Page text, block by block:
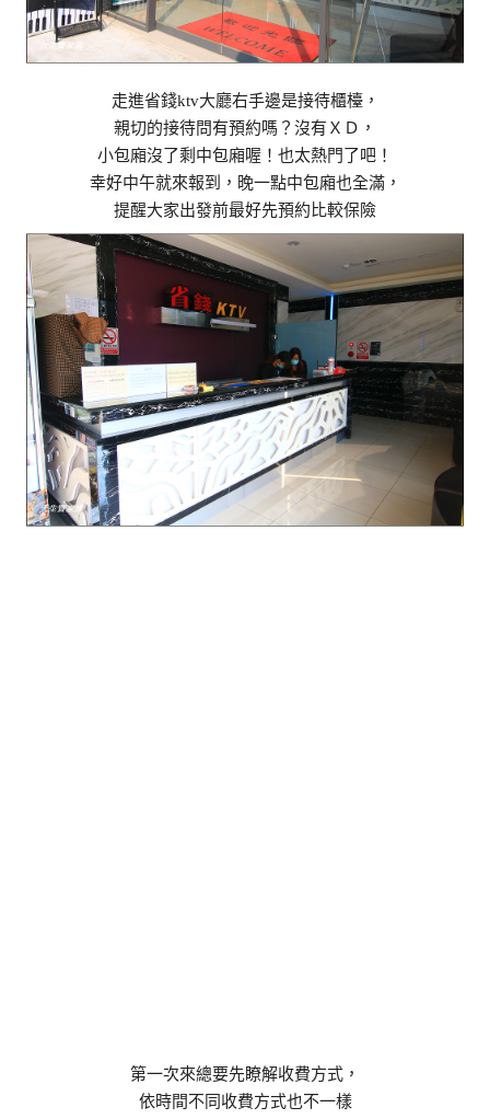
走進省錢ktv大廳右手邊是接待櫃檯，
親切的接待問有預約嗎？沒有ＸＤ，
小包廂沒了剩中包廂喔！也太熱門了吧！
幸好中午就來報到，晚一點中包廂也全滿，
提醒大家出發前最好先預約比較保險
第一次來總要先瞭解收費方式，
依時間不同收費方式也不一樣